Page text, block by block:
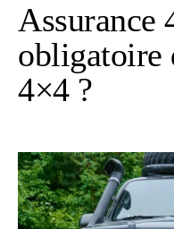
Assurance
obligatoire
4×4 ?